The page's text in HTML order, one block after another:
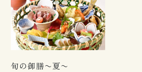
旬の御膳〜夏〜